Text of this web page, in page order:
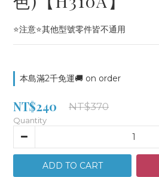
⭐注意⭐其他型號零件皆不通用
本島滿2千免運🚚 on order
NT$240 NT$370
Quantity
ADD TO CART